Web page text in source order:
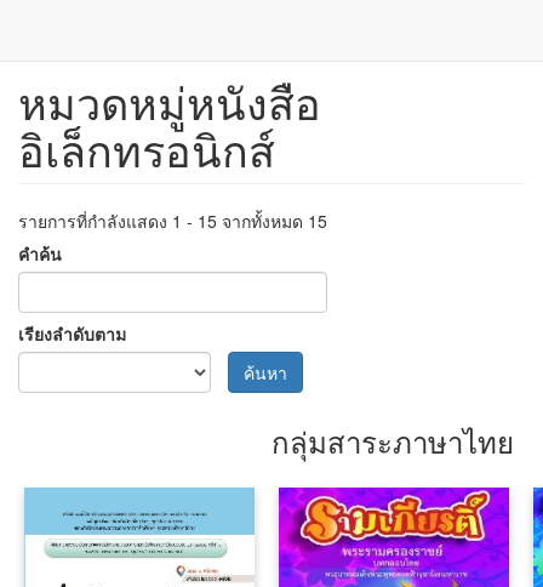
ข้าม
เนื้อหา
หมวดหมู่หนังสือ
อิเล็กทรอนิกส์
รายการที่กำลังแสดง 1 - 15 จากทั้งหมด 15
คำค้น
เรียงลำดับตาม
ค้นหา
กลุ่มสาระภาษาไทย